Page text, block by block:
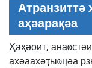
аҳәарақәа
Ҳаҳәоит,
ахәаахәҭыҩцәа